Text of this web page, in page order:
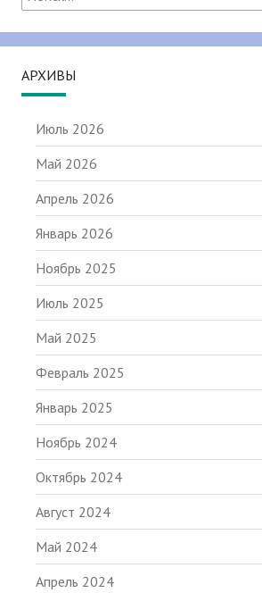
АРХИВЫ
Июль 2026
Май 2026
Апрель 2026
Январь 2026
Ноябрь 2025
Июль 2025
Май 2025
Февраль 2025
Январь 2025
Ноябрь 2024
Октябрь 2024
Август 2024
Май 2024
Апрель 2024